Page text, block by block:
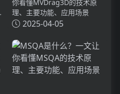
你看懂MVDrag3D的技术原
理、主要功能、应用场景
2025-04-05